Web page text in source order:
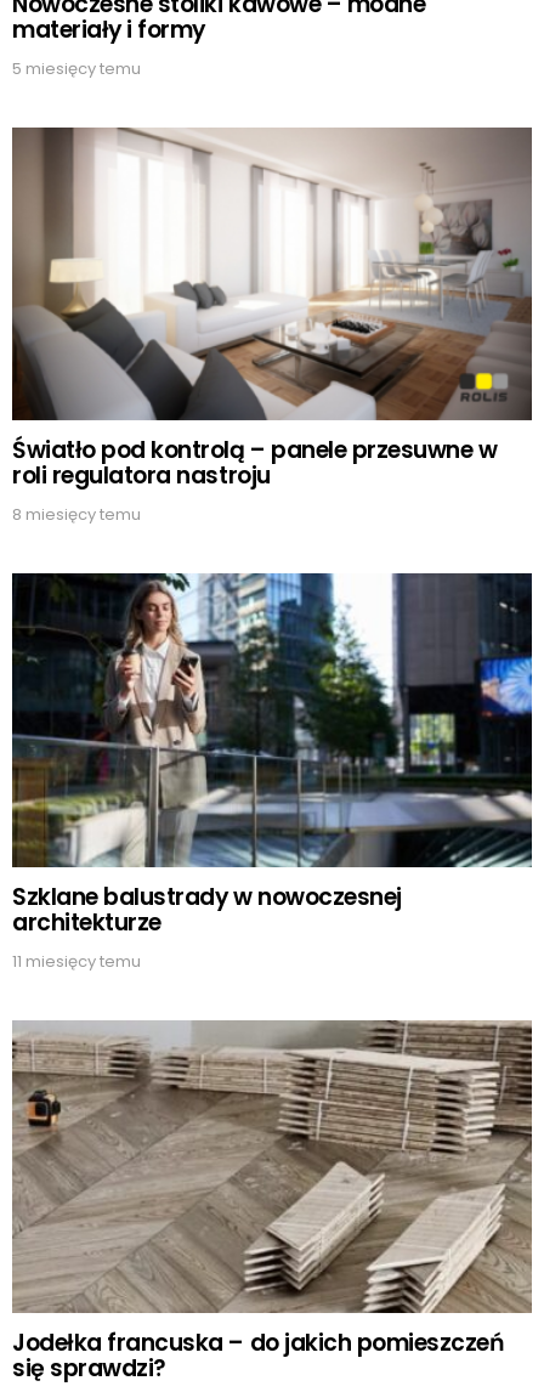
materiały i formy
5 miesięcy temu
Światło pod kontrolą – panele przesuwne w
roli regulatora nastroju
8 miesięcy temu
Szklane balustrady w nowoczesnej
architekturze
11 miesięcy temu
Jodełka francuska – do jakich pomieszczeń
się sprawdzi?